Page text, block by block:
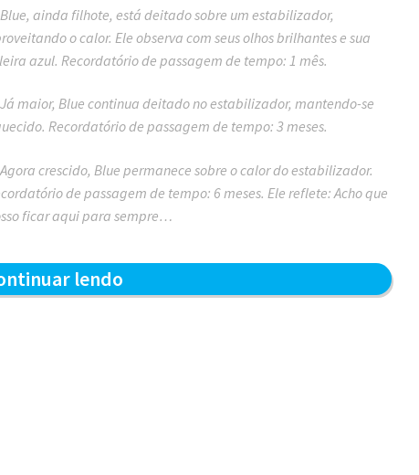
Blue, ainda filhote, está deitado sobre um estabilizador,
o calor. Ele observa com seus olhos brilhantes e sua
azul. Recordatório de passagem de tempo: 1 mês.
maior, Blue continua deitado no estabilizador, mantendo-se
Recordatório de passagem de tempo: 3 meses.
crescido, Blue permanece sobre o calor do estabilizador.
de passagem de tempo: 6 meses. Ele reflete: Acho que
ficar aqui para sempre…
lendoCrescendo